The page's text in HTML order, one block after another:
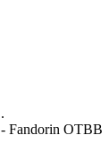
CACS
CACS
.
- Fandorin